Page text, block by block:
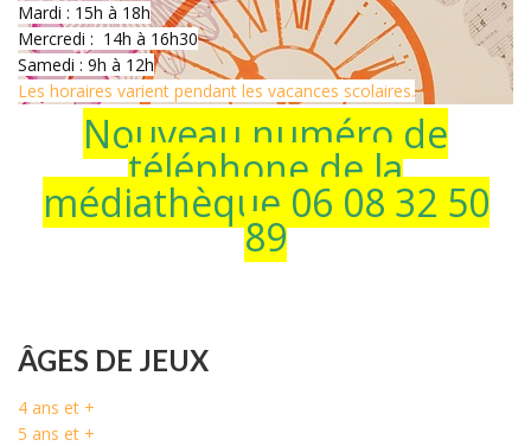
Mardi : 15h à 18h
Mercredi : 14h à 16h30
Samedi : 9h à 12h
Les horaires varient pendant les vacances scolaires.
Nouveau numéro de
téléphone de la
médiathèque 06 08 32 50
89
ÂGES DE JEUX
4 ans et +
5 ans et +